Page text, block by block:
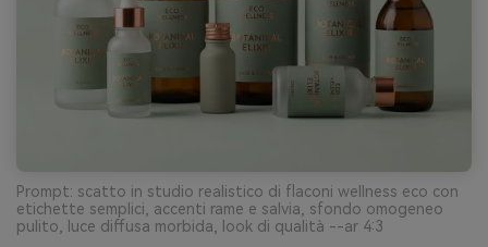
Prompt: scatto in studio realistico di flaconi wellness eco con
etichette semplici, accenti rame e salvia, sfondo omogeneo
pulito, luce diffusa morbida, look di qualità --ar 4:3